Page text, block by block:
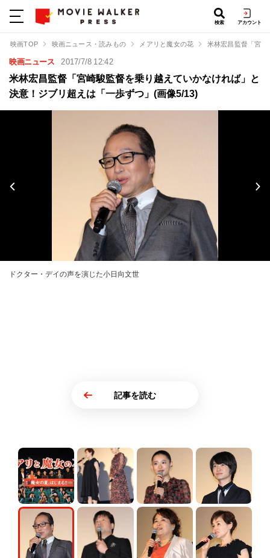
検索 アカウント
映画TOP 映画ニュース・読みもの メアリと魔女の花 米林宏昌監督「宮
映画ニュース 2017/7/8 12:42
米林宏昌監督「宮崎駿監督を乗り越えていかなければ」と
決意！ジブリ超えは「一歩ずつ」(画像5/13)
ドクター・デイの声を演じた小日向文世
記事を読む